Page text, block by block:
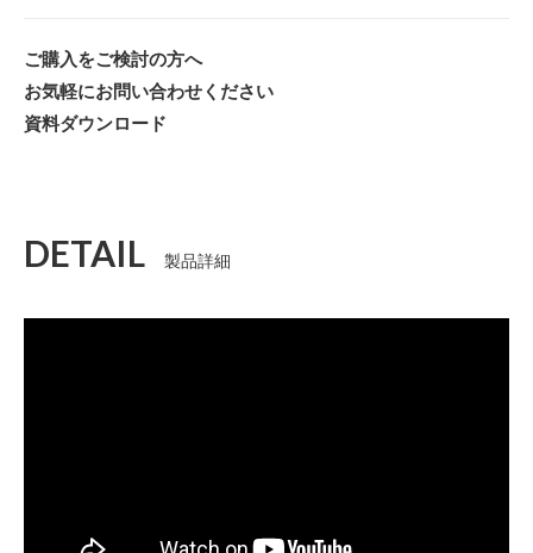
ご購入をご検討の方へ
お気軽にお問い合わせください
資料ダウンロード
DETAIL 製品詳細